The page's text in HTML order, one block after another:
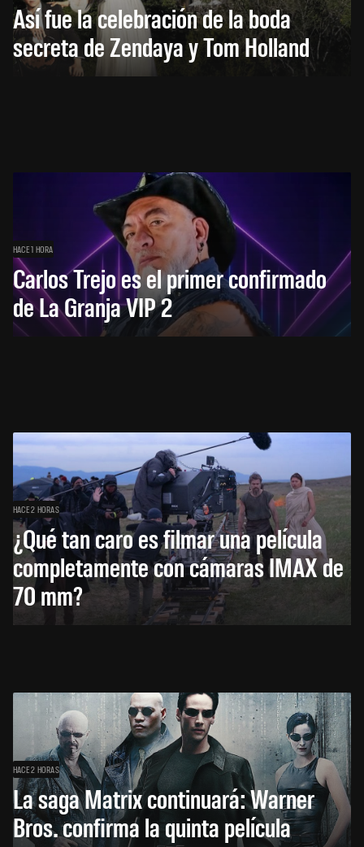
Así fue la celebración de la boda
secreta de Zendaya y Tom Holland
HACE 1 HORA
Carlos Trejo es el primer confirmado
de La Granja VIP 2
HACE 2 HORAS
¿Qué tan caro es filmar una película
completamente con cámaras IMAX de
70 mm?
HACE 2 HORAS
La saga Matrix continuará: Warner
Bros. confirma la quinta película